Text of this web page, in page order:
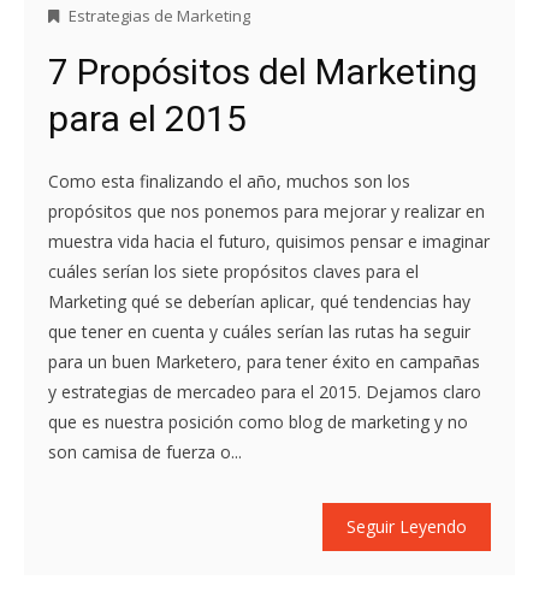
Estrategias de Marketing
7 Propósitos del Marketing
para el 2015
Como esta finalizando el año, muchos son los
propósitos que nos ponemos para mejorar y realizar en
muestra vida hacia el futuro, quisimos pensar e imaginar
cuáles serían los siete propósitos claves para el
Marketing qué se deberían aplicar, qué tendencias hay
que tener en cuenta y cuáles serían las rutas ha seguir
para un buen Marketero, para tener éxito en campañas
y estrategias de mercadeo para el 2015. Dejamos claro
que es nuestra posición como blog de marketing y no
son camisa de fuerza o...
Seguir Leyendo